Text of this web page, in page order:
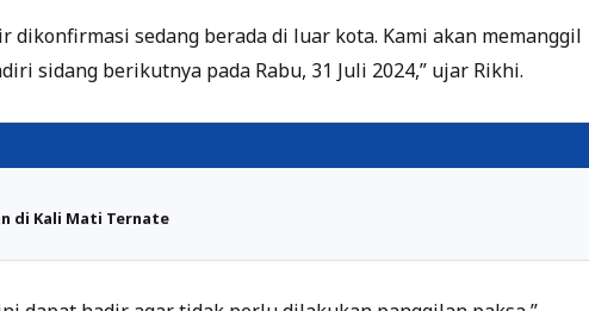
dikonfirmasi sedang berada di luar kota. Kami akan memanggil
sidang berikutnya pada Rabu, 31 Juli 2024,” ujar Rikhi.
di Kali Mati Ternate